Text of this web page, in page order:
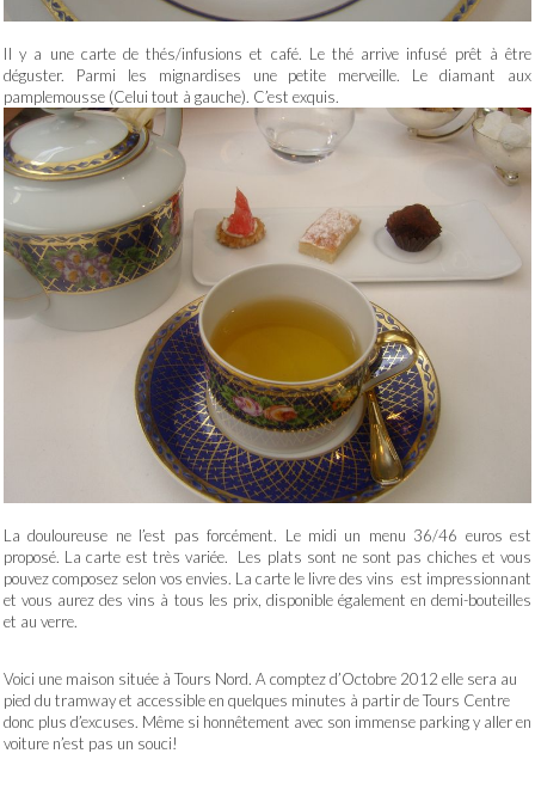
Il y a une carte de thés/infusions et café. Le thé arrive infusé prêt à être
déguster. Parmi les mignardises une petite merveille. Le diamant aux
pamplemousse (Celui tout à gauche). C’est exquis.
La douloureuse ne l’est pas forcément. Le midi un menu 36/46 euros est
proposé. La carte est très variée. Les plats sont ne sont pas chiches et vous
pouvez composez selon vos envies. La carte le livre des vins est impressionnant
et vous aurez des vins à tous les prix, disponible également en demi-bouteilles
et au verre.
Voici une maison située à Tours Nord. A comptez d’Octobre 2012 elle sera au
pied du tramway et accessible en quelques minutes à partir de Tours Centre
donc plus d’excuses. Même si honnêtement avec son immense parking y aller en
voiture n’est pas un souci!